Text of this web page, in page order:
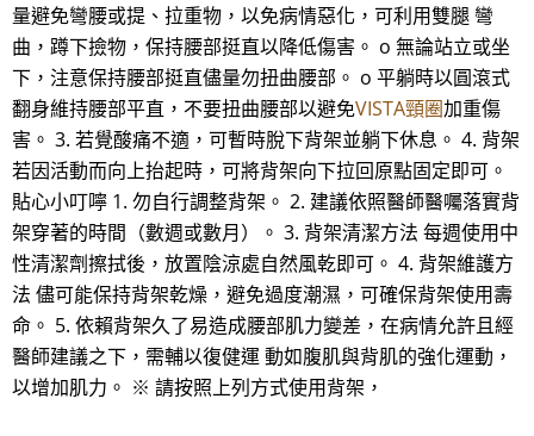
量避免彎腰或提、拉重物，以免病情惡化，可利用雙腿 彎
曲，蹲下撿物，保持腰部挺直以降低傷害。 o 無論站立或坐
下，注意保持腰部挺直儘量勿扭曲腰部。 o 平躺時以圓滾式
翻身維持腰部平直，不要扭曲腰部以避免VISTA頸圈加重傷
害。 3. 若覺酸痛不適，可暫時脫下背架並躺下休息。 4. 背架
若因活動而向上抬起時，可將背架向下拉回原點固定即可。
貼心小叮嚀 1. 勿自行調整背架。 2. 建議依照醫師醫囑落實背
架穿著的時間（數週或數月）。 3. 背架清潔方法 每週使用中
性清潔劑擦拭後，放置陰涼處自然風乾即可。 4. 背架維護方
法 儘可能保持背架乾燥，避免過度潮濕，可確保背架使用壽
命。 5. 依賴背架久了易造成腰部肌力變差，在病情允許且經
醫師建議之下，需輔以復健運 動如腹肌與背肌的強化運動，
以增加肌力。 ※ 請按照上列方式使用背架，